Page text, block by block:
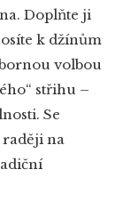
Doplňte ji
k džínům
volbou
střihu –
Se
raději na